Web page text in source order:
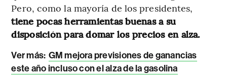
Pero, como la mayoría de los presidentes,
tiene pocas herramientas buenas a su
disposición para domar los precios en alza.
Ver más: GM mejora previsiones de ganancias
este año incluso con el alza de la gasolina